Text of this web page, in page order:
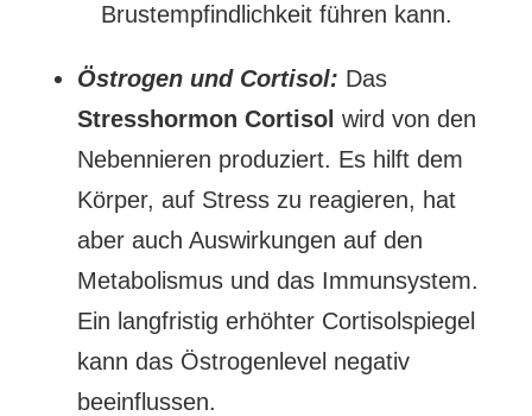
Brustempfindlichkeit führen kann.
Östrogen und Cortisol: Das
Stresshormon Cortisol wird von den
Nebennieren produziert. Es hilft dem
Körper, auf Stress zu reagieren, hat
aber auch Auswirkungen auf den
Metabolismus und das Immunsystem.
Ein langfristig erhöhter Cortisolspiegel
kann das Östrogenlevel negativ
beeinflussen.